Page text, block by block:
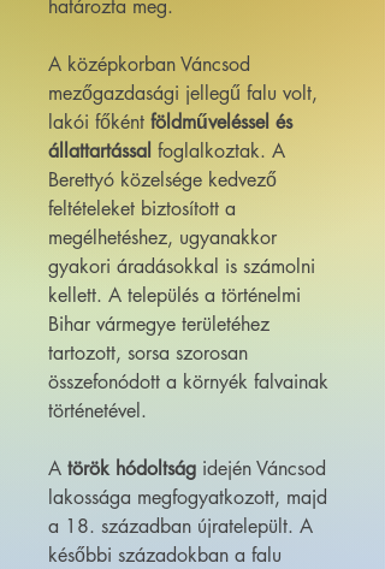
határozta meg.
A középkorban Váncsod
mezőgazdasági jellegű falu volt,
lakói főként földműveléssel és
állattartással foglalkoztak. A
Berettyó közelsége kedvező
feltételeket biztosított a
megélhetéshez, ugyanakkor
gyakori áradásokkal is számolni
kellett. A település a történelmi
Bihar vármegye területéhez
tartozott, sorsa szorosan
összefonódott a környék falvainak
történetével.
A török hódoltság idején Váncsod
lakossága megfogyatkozott, majd
a 18. században újratelepült. A
későbbi századokban a falu